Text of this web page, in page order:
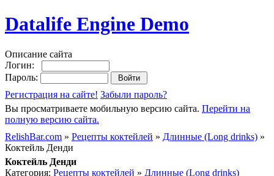
Datalife Engine Demo
Описание сайта
Логин:
Пароль:
Регистрация на сайте! Забыли пароль?
Вы просматриваете мобильную версию сайта. Перейти на
полную версию сайта.
RelishBar.com » Рецепты коктейлей » Длинные (Long drinks) »
Коктейль Денди
Коктейль Денди
Категория: Рецепты коктейлей » Длинные (Long drinks)